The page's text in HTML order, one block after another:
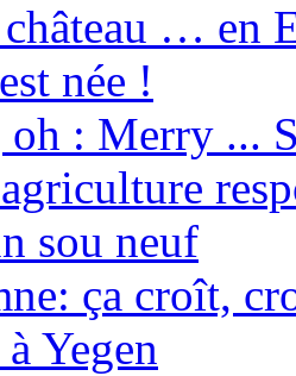
… en
née !
oh : Merry ...
sou neuf
ça croît,
Yegen